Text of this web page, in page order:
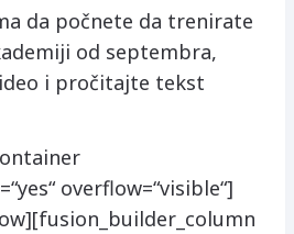
da počnete da trenirate
od septembra,
i pročitajte tekst
overflow=“visible“]